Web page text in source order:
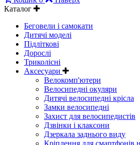
Каталог
Беговели і самокати
Дитячі моделі
Підліткові
Дорослі
Триколісні
Аксесуари
Велокомп'ютери
Велосипедні окуляри
Дитячі велосипедні крісла
Замки велосипедні
Захист для велосипедистів
Дзвінки і клаксони
Дзеркала заднього виду
Кріплення для смартфонів